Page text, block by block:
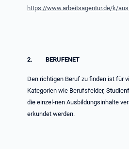
https://www.arbeitsagentur.de/k/
2. BERUFENET
Den richtigen Beruf zu finden ist für
Kategorien wie Berufsfelder,
die einzel-nen Ausbildungsinhalte
erkundet werden.